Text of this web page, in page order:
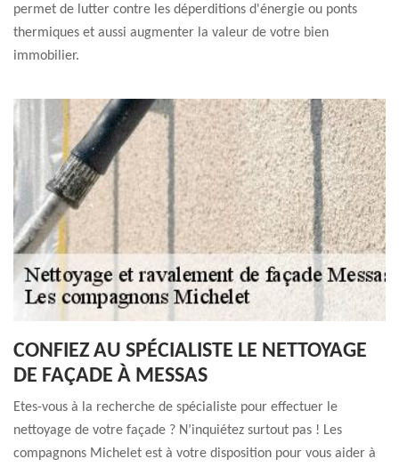
permet de lutter contre les déperditions d'énergie ou ponts
thermiques et aussi augmenter la valeur de votre bien
immobilier.
CONFIEZ AU SPÉCIALISTE LE NETTOYAGE
DE FAÇADE À MESSAS
Etes-vous à la recherche de spécialiste pour effectuer le
nettoyage de votre façade ? N’inquiétez surtout pas ! Les
compagnons Michelet est à votre disposition pour vous aider à